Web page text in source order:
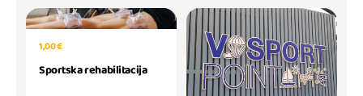
1,00 €
Sportska rehabilitacija